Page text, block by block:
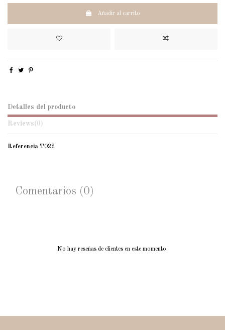
Añadir al carrito
Detalles del producto
Reviews(0)
Referencia T022
Comentarios (0)
No hay reseñas de clientes en este momento.